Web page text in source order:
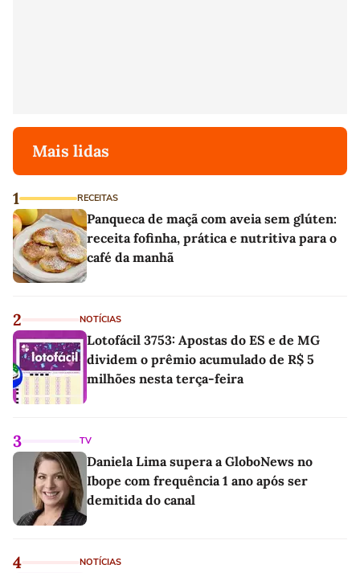
Mais lidas
1 RECEITAS
Panqueca de maçã com aveia sem glúten:
receita fofinha, prática e nutritiva para o
café da manhã
2 NOTÍCIAS
Lotofácil 3753: Apostas do ES e de MG
dividem o prêmio acumulado de R$ 5
milhões nesta terça-feira
3 TV
Daniela Lima supera a GloboNews no
Ibope com frequência 1 ano após ser
demitida do canal
4 NOTÍCIAS